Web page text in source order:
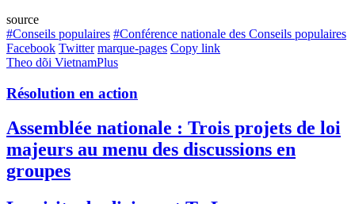
source
#Conseils populaires #Conférence nationale des Conseils populaires
Facebook Twitter marque-pages Copy link
Theo dõi VietnamPlus
Résolution en action
Assemblée nationale : Trois projets de loi
majeurs au menu des discussions en
groupes